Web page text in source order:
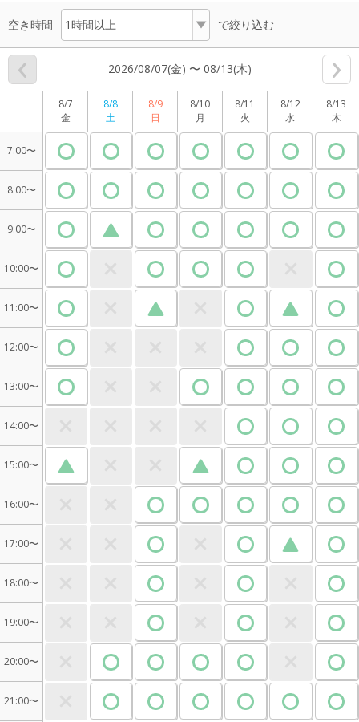
空き時間 で絞り込む
2026/08/07(金) 〜 08/13(木)
8/7
金
8/8
土
8/9
日
8/10
月
8/11
火
8/12
水
8/13
木
7:00〜
8:00〜
9:00〜
10:00〜
11:00〜
12:00〜
13:00〜
14:00〜
15:00〜
16:00〜
17:00〜
18:00〜
19:00〜
20:00〜
21:00〜